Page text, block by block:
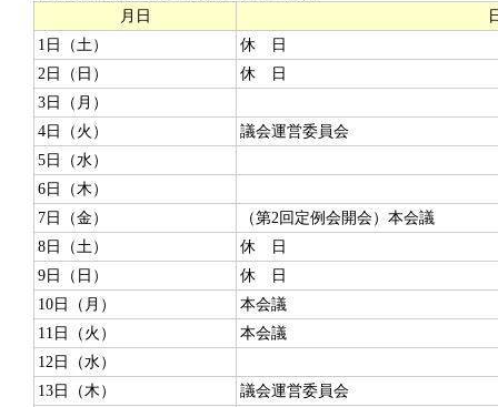
月日
1日（土）
休 日
2日（日）
休 日
3日（月）
4日（火）
議会運営委員会
5日（水）
6日（木）
7日（金）
（第2回定例会開会）本会議
8日（土）
休 日
9日（日）
休 日
10日（月）
本会議
11日（火）
本会議
12日（水）
13日（木）
議会運営委員会